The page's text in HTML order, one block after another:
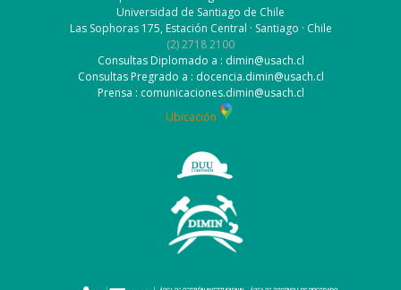
Universidad de Santiago de Chile
Las Sophoras 175, Estación Central · Santiago · Chile
(2) 2718 2100
Consultas Diplomado a : dimin@usach.cl
Consultas Pregrado a : docencia.dimin@usach.cl
Prensa : comunicaciones.dimin@usach.cl
Ubicación